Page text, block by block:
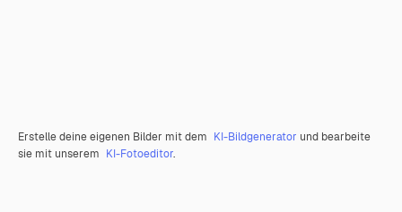
Erstelle deine eigenen Bilder mit dem KI-Bildgenerator und bearbeite
sie mit unserem KI-Fotoeditor.